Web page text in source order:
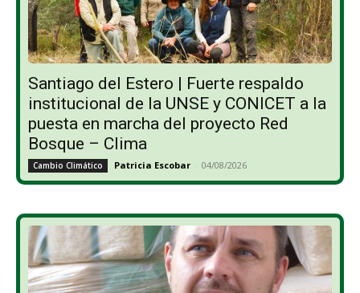
Santiago del Estero | Fuerte respaldo
institucional de la UNSE y CONICET a la
puesta en marcha del proyecto Red
Bosque – Clima
Cambio Climático Patricia Escobar - 04/08/2026